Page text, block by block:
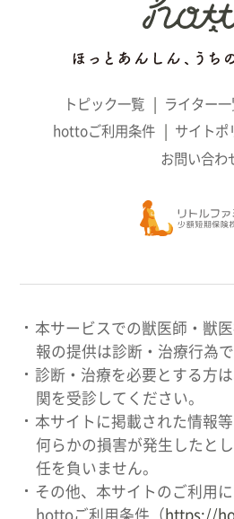
トピック一覧 ライター一
hottoご利用条件
サイトポ
お問い合わ
本サービスでの獣医師・獣
報の提供は診断・治療行為
診断・治療を必要とする方
関を受診してください。
本サイトに掲載された情報
何らかの損害が発生したと
任を負いません。
その他、本サイトのご利用
hottoご利用条件（ https://